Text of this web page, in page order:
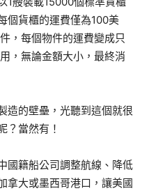
個貨櫃的運費僅為100美
，每個物件的運費變成只
，無論金額大小，最終消
造的壁壘，光聽到這個就很
？當然有！
國籍船公司調整航線、降低
拿大或墨西哥港口，讓美國